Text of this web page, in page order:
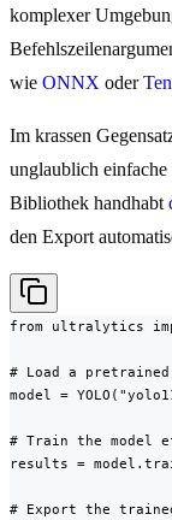
komplexer
wie ONNX oder
Im krassen
unglaublich
Bibliothek handhabt
den Export
from ultralytics
# Load a pretrained
model =
# Train the model
results =
# Export the